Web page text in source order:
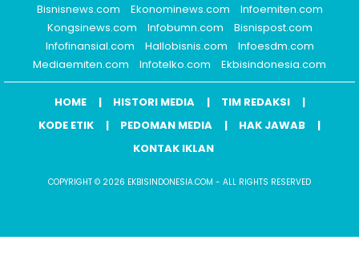
Bisnisnews.com
Ekonominews.com
Infoemiten.com
Kongsinews.com
Infobumn.com
Bisnispost.com
Infofinansial.com
Hallobisnis.com
Infoesdm.com
Mediaemiten.com
Infotelko.com Ekbisindonesia.com
HOME HISTORI MEDIA
TIM REDAKSI
KODE ETIK
PEDOMAN MEDIA
HAK JAWAB
KONTAK IKLAN
COPYRIGHT © 2026 EKBISINDONESIA.COM - ALL RIGHTS RESERVED